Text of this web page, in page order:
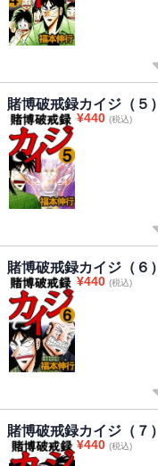
賭博破戒録カイジ（５）
¥440 (税込)
賭博破戒録カイジ（６）
¥440 (税込)
賭博破戒録カイジ（７）
¥440 (税込)